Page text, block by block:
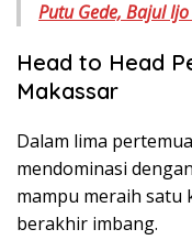
Putu Gede, Bajul
Head to Head
Makassar
Dalam lima
mendominasi
mampu meraih satu
berakhir imbang.